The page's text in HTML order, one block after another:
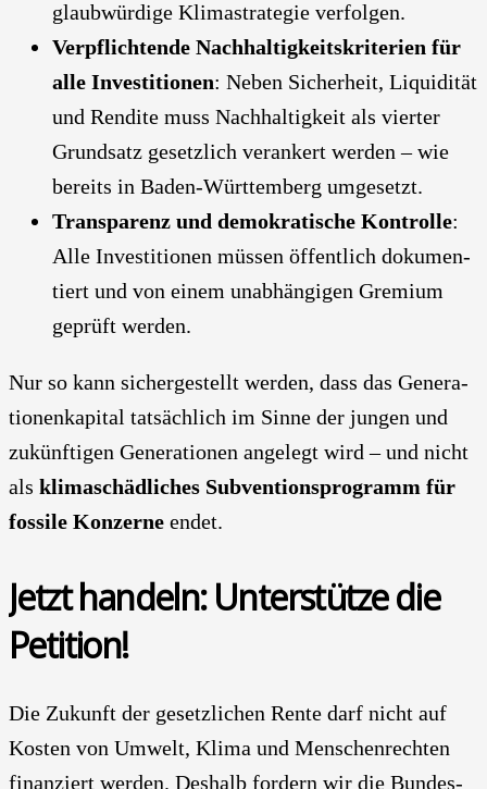
glaub­wür­di­ge Kli­ma­stra­te­gie ver­fol­gen.
Ver­pflich­ten­de Nach­hal­tig­keits­kri­te­ri­en für
alle Inves­ti­tio­nen: Neben Sicher­heit, Liqui­di­tät
und Ren­di­te muss Nach­hal­tig­keit als vier­ter
Grund­satz gesetz­lich ver­an­kert wer­den – wie
bereits in Baden-Würt­tem­berg umge­setzt.
Trans­pa­renz und demo­kra­ti­sche Kon­trol­le:
Alle Inves­ti­tio­nen müs­sen öffent­lich doku­men­
tiert und von einem unab­hän­gi­gen Gre­mi­um
geprüft wer­den.
Nur so kann sicher­ge­stellt wer­den, dass das Gene­ra­
tio­nen­ka­pi­tal tat­säch­lich im Sin­ne der jun­gen und
zukünf­ti­gen Gene­ra­tio­nen ange­legt wird – und nicht
als kli­ma­schäd­li­ches Sub­ven­ti­ons­pro­gramm für
fos­si­le Kon­zer­ne endet.
Jetzt han­deln: Unter­stüt­ze die
Peti­ti­on!
Die Zukunft der gesetz­li­chen Ren­te darf nicht auf
Kos­ten von Umwelt, Kli­ma und Men­schen­rech­ten
finan­ziert wer­den. Des­halb for­dern wir die Bun­des­